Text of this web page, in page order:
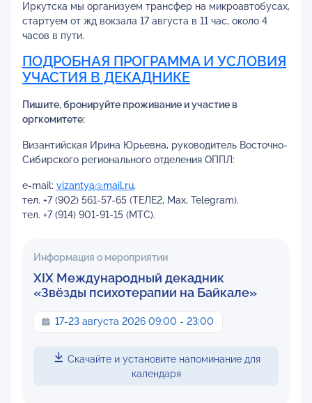
Иркутска мы организуем трансфер на микроавтобусах,
стартуем от жд вокзала 17 августа в 11 час, около 4
часов в пути.
ПОДРОБНАЯ ПРОГРАММА И УСЛОВИЯ
УЧАСТИЯ В ДЕКАДНИКЕ
Пишите, бронируйте проживание и участие в
оргкомитете:
Византийская Ирина Юрьевна, руководитель Восточно-
Сибирского регионального отделения ОППЛ:
e-mail: vizantya@mail.ru,
тел. +7 (902) 561-57-65 (ТЕЛЕ2, Max, Telegram).
тел. +7 (914) 901-91-15 (МТС).
Информация о мероприятии
XIX Международный декадник
«Звёзды психотерапии на Байкале»
17-23 августа 2026 09:00 - 23:00
Скачайте и установите напоминание для
календаря